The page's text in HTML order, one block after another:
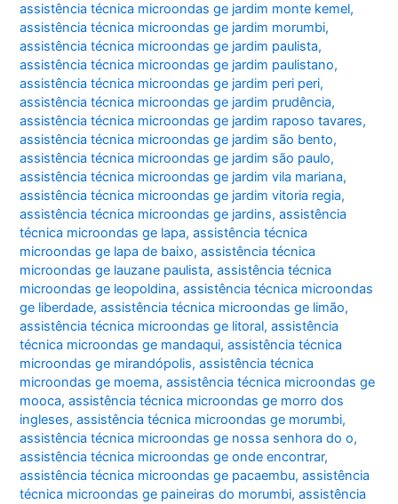
assistência técnica microondas ge jardim monte kemel,
assistência técnica microondas ge jardim morumbi,
assistência técnica microondas ge jardim paulista,
assistência técnica microondas ge jardim paulistano,
assistência técnica microondas ge jardim peri peri,
assistência técnica microondas ge jardim prudência,
assistência técnica microondas ge jardim raposo tavares,
assistência técnica microondas ge jardim são bento,
assistência técnica microondas ge jardim são paulo,
assistência técnica microondas ge jardim vila mariana,
assistência técnica microondas ge jardim vitoria regia,
assistência técnica microondas ge jardins,assistência
técnica microondas ge lapa,assistência técnica
microondas ge lapa de baixo,assistência técnica
microondas ge lauzane paulista,assistência técnica
microondas ge leopoldina,assistência técnica microondas
ge liberdade,assistência técnica microondas ge limão,
assistência técnica microondas ge litoral,assistência
técnica microondas ge mandaqui,assistência técnica
microondas ge mirandópolis,assistência técnica
microondas ge moema,assistência técnica microondas ge
mooca,assistência técnica microondas ge morro dos
ingleses,assistência técnica microondas ge morumbi,
assistência técnica microondas ge nossa senhora do o,
assistência técnica microondas ge onde encontrar,
assistência técnica microondas ge pacaembu,assistência
técnica microondas ge paineiras do morumbi,assistência